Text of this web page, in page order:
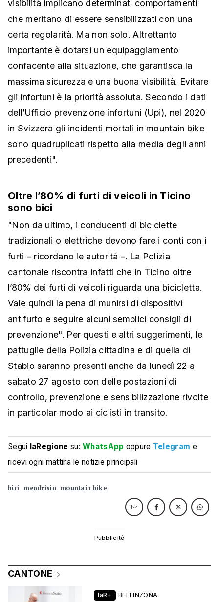
visibilità implicano determinati comportamenti
che meritano di essere sensibilizzati con una
certa regolarità. Ma non solo. Altrettanto
importante è dotarsi un equipaggiamento
confacente alla situazione, che garantisca la
massima sicurezza e una buona visibilità. Evitare
gli infortuni è la priorità assoluta. Secondo i dati
dell’Ufficio prevenzione infortuni (Upi), nel 2020
in Svizzera gli incidenti mortali in mountain bike
sono quadruplicati rispetto alla media degli anni
precedenti".
Oltre l’80% di furti di veicoli in Ticino
sono bici
"Non da ultimo, i conducenti di biciclette
tradizionali o elettriche devono fare i conti con i
furti – ricordano le autorità –. La Polizia
cantonale riscontra infatti che in Ticino oltre
l’80% dei furti di veicoli riguarda una bicicletta.
Vale quindi la pena di munirsi di dispositivi
antifurto e seguire alcuni semplici consigli di
prevenzione". Per questi e altri suggerimenti, le
pattuglie della Polizia cittadina e di quella di
Stabio saranno presenti anche da lunedì 22 a
sabato 27 agosto con delle postazioni di
controllo, prevenzione e sensibilizzazione rivolte
in particolar modo ai ciclisti in transito.
Segui laRegione su:WhatsApp oppure Telegram e
ricevi ogni mattina le notizie principali
bici mendrisio mountain bike
CANTONE
laR+ BELLINZONA